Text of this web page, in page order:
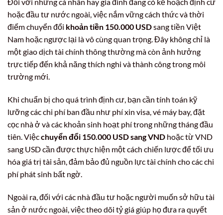
Đối với những cá nhân hay gia đình đang có kế hoạch định cư
hoặc đầu tư nước ngoài, việc nắm vững cách thức và thời
điểm chuyển đổi khoản tiền 150.000 USDsang tiền Việt
Nam hoặc ngược lại là vô cùng quan trọng. Đây không chỉ là
một giao dịch tài chính thông thường mà còn ảnh hưởng
trực tiếp đến khả năng thích nghi và thành công trong môi
trường mới.
Khi chuẩn bị cho quá trình định cư, bạn cần tính toán kỹ
lưỡng các chi phí ban đầu như phí xin visa, vé máy bay, đặt
cọc nhà ở và các khoản sinh hoạt phí trong những tháng đầu
tiên. Việcchuyển đổi 150.000 USD sang VND hoặc từ VND
sang USD cần được thực hiện một cách chiến lược để tối ưu
hóa giá trị tài sản, đảm bảo đủ nguồn lực tài chính cho các chi
phí phát sinh bất ngờ.
Ngoài ra, đối với các nhà đầu tư hoặc người muốn sở hữu tài
sản ở nước ngoài, việc theo dõi tỷ giá giúp họ đưa ra quyết